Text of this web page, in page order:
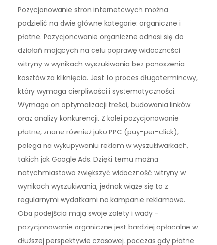
Pozycjonowanie stron internetowych można
podzielić na dwie główne kategorie: organiczne i
płatne. Pozycjonowanie organiczne odnosi się do
działań mających na celu poprawę widoczności
witryny w wynikach wyszukiwania bez ponoszenia
kosztów za kliknięcia. Jest to proces długoterminowy,
który wymaga cierpliwości i systematyczności.
Wymaga on optymalizacji treści, budowania linków
oraz analizy konkurencji. Z kolei pozycjonowanie
płatne, znane również jako PPC (pay-per-click),
polega na wykupywaniu reklam w wyszukiwarkach,
takich jak Google Ads. Dzięki temu można
natychmiastowo zwiększyć widoczność witryny w
wynikach wyszukiwania, jednak wiąże się to z
regularnymi wydatkami na kampanie reklamowe.
Oba podejścia mają swoje zalety i wady –
pozycjonowanie organiczne jest bardziej opłacalne w
dłuższej perspektywie czasowej, podczas gdy płatne